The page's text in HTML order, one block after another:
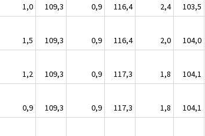
1,0 109,3 0,9 116,4 2,4 103,5
1,5 109,3 0,9 116,4 2,0 104,0
1,2 109,3 0,9 117,3 1,8 104,1
0,9 109,3 0,9 117,3 1,8 104,1